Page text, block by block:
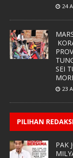
24
SEI
23
PILIHAN
PAK